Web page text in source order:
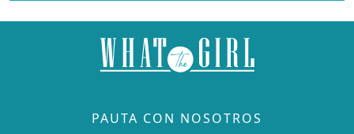
PAUTA CON NOSOTROS